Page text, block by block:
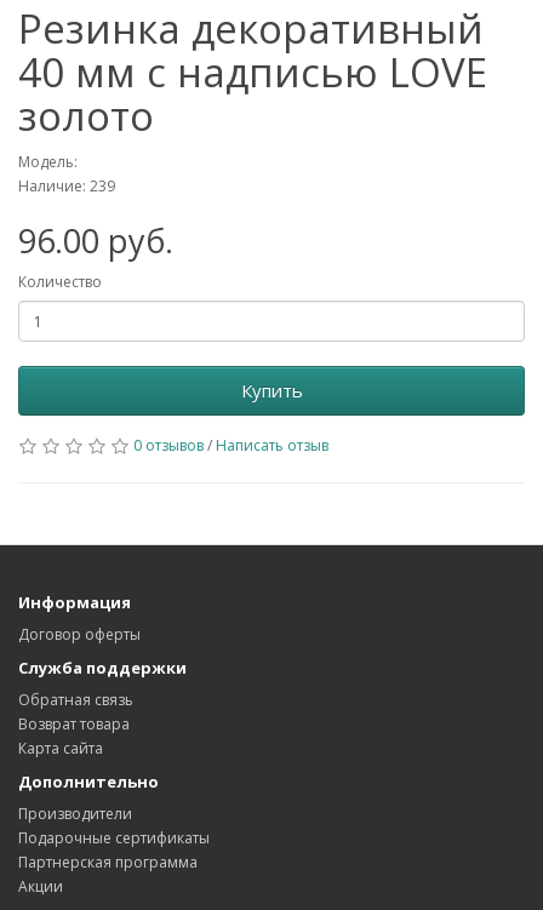
Резинка декоративный
40 мм с надписью LOVE
золото
Модель:
Наличие: 239
96.00 руб.
Количество
Купить
0 отзывов/ Написать отзыв
Информация
Договор оферты
Служба поддержки
Обратная связь
Возврат товара
Карта сайта
Дополнительно
Производители
Подарочные сертификаты
Партнерская программа
Акции